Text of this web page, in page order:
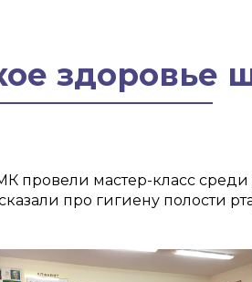
здоровье
провели мастер-класс
про гигиену полости